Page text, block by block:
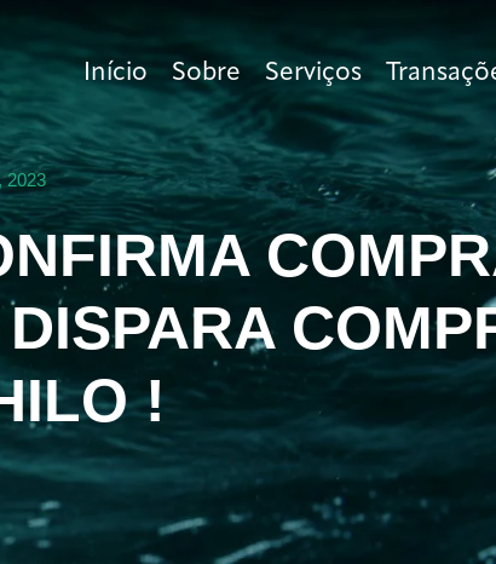
Início Sobre Serviços
2023
!